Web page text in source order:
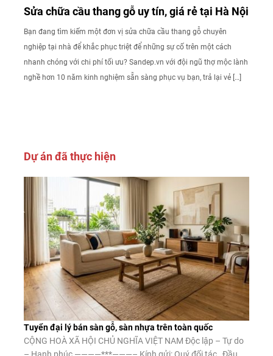
Sửa chữa cầu thang gỗ uy tín, giá rẻ tại Hà Nội
Bạn đang tìm kiếm một đơn vị sửa chữa cầu thang gỗ chuyên
nghiệp tại nhà để khắc phục triệt để những sự cố trên một cách
nhanh chóng với chi phí tối ưu? Sandep.vn với đội ngũ thợ mộc lành
nghề hơn 10 năm kinh nghiệm sẵn sàng phục vụ bạn, trả lại vẻ […]
Dự án đã thực hiện
Tuyển đại lý bán sàn gỗ, sàn nhựa trên toàn quốc
CỘNG HOÀ XÃ HỘI CHỦ NGHĨA VIỆT NAM Độc lập – Tự do